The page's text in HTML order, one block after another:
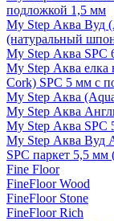
подложкой 1,5 мм
My Step Аква Вуд
(натуральный
My Step Аква SPC
My Step Аква елка
Cork) SPC 5 мм с
My Step Аква
My Step Аква
My Step Аква SPC
My Step Аква Вуд
SPC паркет 5,5
Fine Floor
FineFloor Wood
FineFloor Stone
FineFloor Rich